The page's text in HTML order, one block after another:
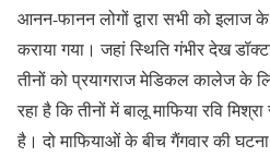
आनन-फानन लोगों द्वारा सभी को इलाज
कराया गया। जहां स्थिति गंभीर देख
तीनों को प्रयागराज मेडिकल कालेज के
रहा है कि तीनों में बालू माफिया रवि
है। दो माफियाओं के बीच गैंगवार की